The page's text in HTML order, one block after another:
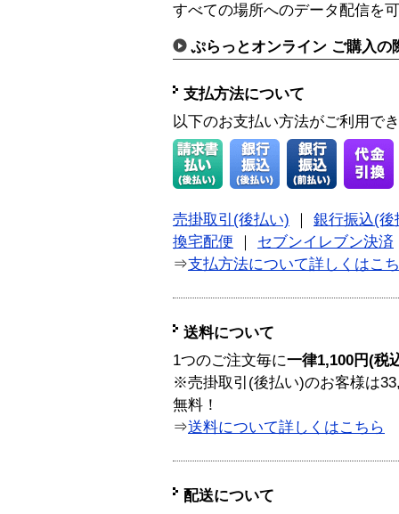
すべての場所へのデータ配信を
ぷらっとオンライン ご購入の
支払方法について
以下のお支払い方法がご利用で
売掛取引(後払い)
銀行振込(後
換宅配便
セブンイレブン決済
⇒支払方法について詳しくはこ
送料について
1つのご注文毎に一律1,100円(税
※売掛取引(後払い)のお客様は
無料！
⇒送料について詳しくはこちら
配送について